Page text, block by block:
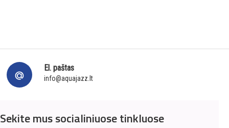
El. paštas
info@aquajazz.lt
Sekite mus socialiniuose tinkluose